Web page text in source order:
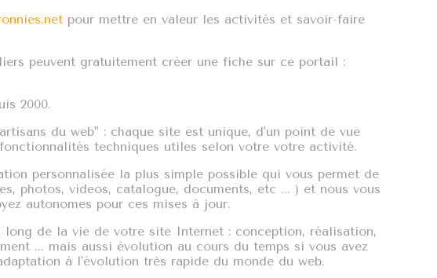
pour mettre en valeur les activités et savoir-faire
peuvent gratuitement créer une fiche sur ce portail :
2000.
du web" : chaque site est unique, d'un point de vue
techniques utiles selon votre votre activité.
personnalisée la plus simple possible qui vous permet de
photos, videos, catalogue, documents, etc ... ) et nous vous
autonomes pour ces mises à jour.
long de la vie de votre site Internet : conception, réalisation,
... mais aussi évolution au cours du temps si vous avez
à l'évolution très rapide du monde du web.